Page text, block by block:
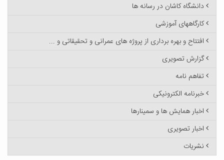
دانشگاه کاشان در رسانه ها
کارگاههای آموزشی
افتتاح و بهره برداری از پروژه های عمرانی و تحقیقاتی و ...
گزارش تصویری
تفاهم نامه
خبرنامه الکترونیکی
اخبار همایش ها و سمینارها
اخبار تصویری
نشریات